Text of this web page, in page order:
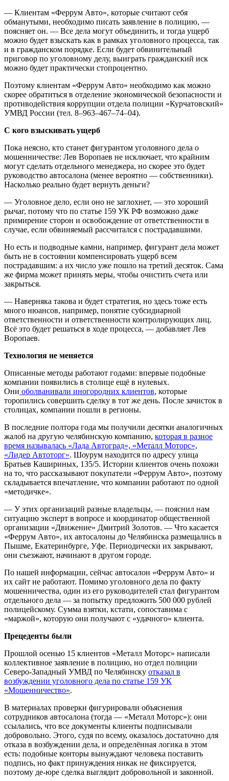
— Клиентам «Феррум Авто», которые считают себя
обманутыми, необходимо писать заявление в полицию, —
поясняет он. — Все дела могут объединить, и тогда ущерб
можно будет взыскать как в рамках уголовного процесса, так
и в гражданском порядке. Если будет обвинительный
приговор по уголовному делу, выиграть гражданский иск
можно будет практически стопроцентно.
Поэтому клиентам «Феррум Авто» необходимо как можно
скорее обратиться в отделение экономической безопасности и
противодействия коррупции отдела полиции «Курчатовский»
УМВД России (тел. 8–963–467–74–04).
С кого взыскивать ущерб
Пока неясно, кто станет фигурантом уголовного дела о
мошенничестве: Лев Воропаев не исключает, что крайним
могут сделать отдельного менеджера, но скорее это будет
руководство автосалона (менее вероятно — собственники).
Насколько реально будет вернуть деньги?
— Уголовное дело, если оно не заглохнет, — это хороший
рычаг, потому что по статье 159 УК РФ возможно даже
примирение сторон и освобождение от ответственности в
случае, если обвиняемый рассчитался с пострадавшими.
Но есть и подводные камни, например, фигурант дела может
быть не в состоянии компенсировать ущерб всем
пострадавшим: а их число уже пошло на третий десяток. Сама
же фирма может принять меры, чтобы очистить счета или
закрыться.
— Наверняка такова и будет стратегия, но здесь тоже есть
много нюансов, например, понятие субсидиарной
ответственности и ответственности контролирующих лиц.
Всё это будет решаться в ходе процесса, — добавляет Лев
Воропаев.
Технология не меняется
Описанные методы работают годами: впервые подобные
компании появились в столице ещё в нулевых.
Они оболванивали иногородних клиентов, которые
торопились совершить сделку в тот же день. После зачисток в
столицах, компании пошли в регионы.
В последние полтора года мы получили десятки аналогичных
жалоб на другую челябинскую компанию, которая в разное
время называлась «Лада Автоград», «Металл Моторс»,
«Лидер Автоторг». Шоурум находится по адресу улица
Братьев Кашириных, 135/5. Истории клиентов очень похожи
на то, что рассказывают покупатели «Феррум Авто», поэтому
складывается впечатление, что компании работают по одной
«методичке».
— У этих организаций разные владельцы, — пояснил нам
ситуацию эксперт в вопросе и координатор общественной
организации «Движение» Дмитрий Золотов. — Что касается
«Феррум Авто», их автосалоны до Челябинска размещались в
Пышме, Екатеринбурге, Уфе. Периодически их закрывают,
они съезжают, начинают в другом городе.
По нашей информации, сейчас автосалон «Феррум Авто» и
их сайт не работают. Помимо уголовного дела по факту
мошенничества, один из его руководителей стал фигурантом
отдельного дела — за попытку предложить 500 000 рублей
полицейскому. Сумма взятки, кстати, сопоставима с
«маржой», которую они получают с «удачного» клиента.
Прецеденты были
Прошлой осенью 15 клиентов «Металл Моторс» написали
коллективное заявление в полицию, но отдел полиции
Северо-Западный УМВД по Челябинску отказал в
возбуждении уголовного дела по статье 159 УК
«Мошенничество».
В материалах проверки фигурировали объяснения
сотрудников автосалона (тогда — «Металл Моторс»): они
ссылались, что все документы клиенты подписывали
добровольно. Этого, судя по всему, оказалось достаточно для
отказа в возбуждении дела, и определённая логика в этом
есть: подобные конторы вынуждают человека поставить
подпись, но факт принуждения никак не фиксируется,
поэтому де-юре сделка выглядит добровольной и законной.